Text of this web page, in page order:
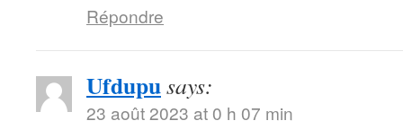
Répondre
Ufdupusays:
23 août 2023 at 0 h 07 min